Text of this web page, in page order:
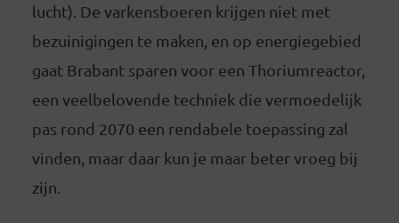
lucht). De varkensboeren krijgen niet met
bezuinigingen te maken, en op energiegebied
gaat Brabant sparen voor een Thoriumreactor,
een veelbelovende techniek die vermoedelijk
pas rond 2070 een rendabele toepassing zal
vinden, maar daar kun je maar beter vroeg bij
zijn.